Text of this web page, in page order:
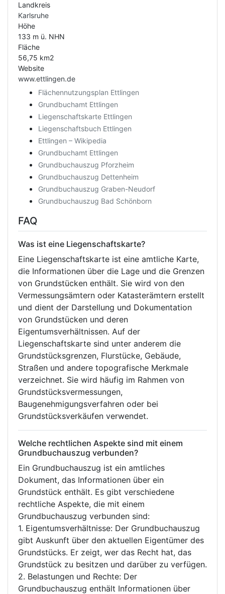
Landkreis
Karlsruhe
Höhe
133 m ü. NHN
Fläche
56,75 km2
Website
www.ettlingen.de
Flächennutzungsplan Ettlingen
Grundbuchamt Ettlingen
Liegenschaftskarte Ettlingen
Liegenschaftsbuch Ettlingen
Ettlingen – Wikipedia
Grundbuchamt Ettlingen
Grundbuchauszug Pforzheim
Grundbuchauszug Dettenheim
Grundbuchauszug Graben-Neudorf
Grundbuchauszug Bad Schönborn
FAQ
Was ist eine Liegenschaftskarte?
Eine Liegenschaftskarte ist eine amtliche Karte,
die Informationen über die Lage und die Grenzen
von Grundstücken enthält. Sie wird von den
Vermessungsämtern oder Katasterämtern erstellt
und dient der Darstellung und Dokumentation
von Grundstücken und deren
Eigentumsverhältnissen. Auf der
Liegenschaftskarte sind unter anderem die
Grundstücksgrenzen, Flurstücke, Gebäude,
Straßen und andere topografische Merkmale
verzeichnet. Sie wird häufig im Rahmen von
Grundstücksvermessungen,
Baugenehmigungsverfahren oder bei
Grundstücksverkäufen verwendet.
Welche rechtlichen Aspekte sind mit einem
Grundbuchauszug verbunden?
Ein Grundbuchauszug ist ein amtliches
Dokument, das Informationen über ein
Grundstück enthält. Es gibt verschiedene
rechtliche Aspekte, die mit einem
Grundbuchauszug verbunden sind:
1. Eigentumsverhältnisse: Der Grundbuchauszug
gibt Auskunft über den aktuellen Eigentümer des
Grundstücks. Er zeigt, wer das Recht hat, das
Grundstück zu besitzen und darüber zu verfügen.
2. Belastungen und Rechte: Der
Grundbuchauszug enthält Informationen über